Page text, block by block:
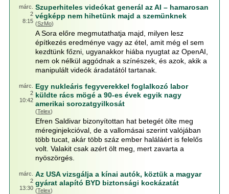
márc.
2
8:15
Szuperhiteles videókat generál az AI – hamarosan
végképp nem hihetünk majd a szemünknek
(SzMo)
A Sora előre megmutathatja majd, milyen lesz
építkezés eredménye vagy az étel, amit még el sem
kezdtünk főzni, ugyanakkor hiába nyugtat az OpenAI,
nem ok nélkül aggódnak a színészek, és azok, akik a
manipulált videók áradatától tartanak.
márc.
2
10:42
Egy nukleáris fegyverekkel foglalkozó labor
küldte rács mögé a 90-es évek egyik nagy
amerikai sorozatgyilkosát
(Telex)
Efren Saldivar bizonyítottan hat betegét ölte meg
méreginjekcióval, de a vallomásai szerint valójában
több tucat, akár több száz ember haláláért is felelős
volt. Valakit csak azért ölt meg, mert zavarta a
nyöszörgés.
márc.
2
13:30
Az USA vizsgálja a kínai autók, köztük a magyar
gyárat alapító BYD biztonsági kockázatát
(Telex)